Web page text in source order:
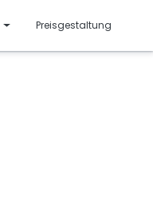
Preisgestaltung